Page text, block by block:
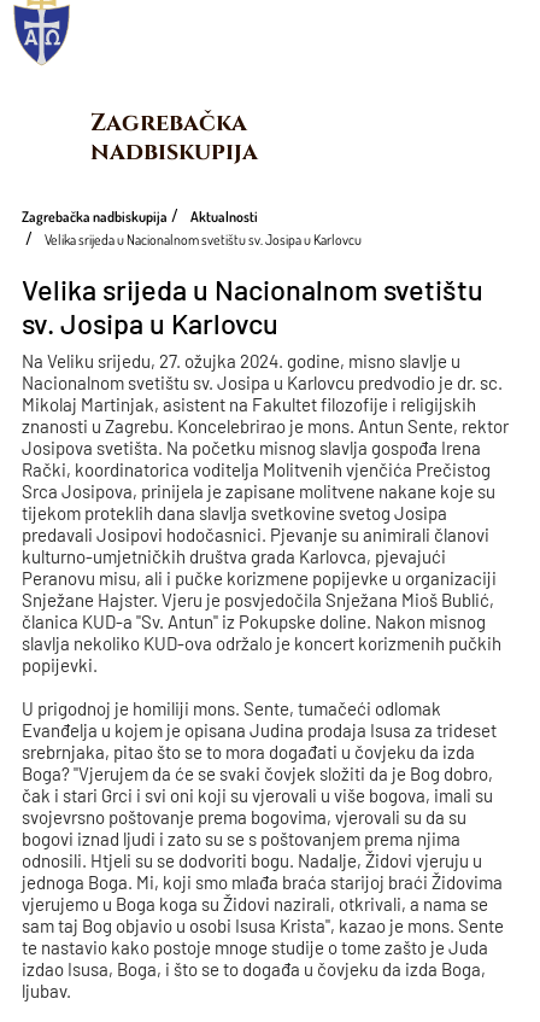
Zagrebačka
nadbiskupija
Zagrebačka nadbiskupija
Aktualnosti
Velika srijeda u Nacionalnom svetištu sv. Josipa u Karlovcu
Velika srijeda u Nacionalnom svetištu
sv. Josipa u Karlovcu
Na Veliku srijedu, 27. ožujka 2024. godine, misno slavlje u
Nacionalnom svetištu sv. Josipa u Karlovcu predvodio je dr. sc.
Mikolaj Martinjak, asistent na Fakultet filozofije i religijskih
znanosti u Zagrebu. Koncelebrirao je mons. Antun Sente, rektor
Josipova svetišta. Na početku misnog slavlja gospođa Irena
Rački, koordinatorica voditelja Molitvenih vjenčića Prečistog
Srca Josipova, prinijela je zapisane molitvene nakane koje su
tijekom proteklih dana slavlja svetkovine svetog Josipa
predavali Josipovi hodočasnici. Pjevanje su animirali članovi
kulturno-umjetničkih društva grada Karlovca, pjevajući
Peranovu misu, ali i pučke korizmene popijevke u organizaciji
Snježane Hajster. Vjeru je posvjedočila Snježana Mioš Bublić,
članica KUD-a "Sv. Antun" iz Pokupske doline. Nakon misnog
slavlja nekoliko KUD-ova održalo je koncert korizmenih pučkih
popijevki.
U prigodnoj je homiliji mons. Sente, tumačeći odlomak
Evanđelja u kojem je opisana Judina prodaja Isusa za trideset
srebrnjaka, pitao što se to mora događati u čovjeku da izda
Boga? "Vjerujem da će se svaki čovjek složiti da je Bog dobro,
čak i stari Grci i svi oni koji su vjerovali u više bogova, imali su
svojevrsno poštovanje prema bogovima, vjerovali su da su
bogovi iznad ljudi i zato su se s poštovanjem prema njima
odnosili. Htjeli su se dodvoriti bogu. Nadalje, Židovi vjeruju u
jednoga Boga. Mi, koji smo mlađa braća starijoj braći Židovima
vjerujemo u Boga koga su Židovi nazirali, otkrivali, a nama se
sam taj Bog objavio u osobi Isusa Krista", kazao je mons. Sente
te nastavio kako postoje mnoge studije o tome zašto je Juda
izdao Isusa, Boga, i što se to događa u čovjeku da izda Boga,
ljubav.